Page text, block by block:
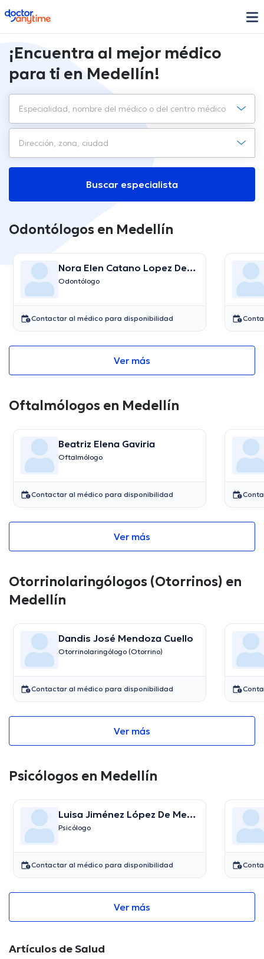
doctoranytime
¡Encuentra al mejor médico
para ti en Medellín!
Buscar especialista
Odontólogos en Medellín
Nora Elen Catano Lopez De
Mesa
Odontólogo
Contactar al médico para disponibilidad
Ver más
Oftalmólogos en Medellín
Beatriz Elena Gaviria
Oftalmólogo
Contactar al médico para disponibilidad
Ver más
Otorrinolaringólogos (Otorrinos) en
Medellín
Dandis José Mendoza Cuello
Otorrinolaringólogo (Otorrino)
Contactar al médico para disponibilidad
Ver más
Psicólogos en Medellín
Luisa Jiménez López De Mesa
M
Psicólogo
Contactar al médico para disponibilidad
Ver más
Artículos de Salud